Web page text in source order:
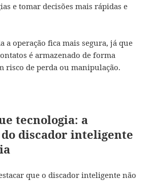
e tomar decisões mais rápidas e
a operação fica mais segura, já que
é armazenado de forma
risco de perda ou manipulação.
tecnologia: a
discador inteligente
que o discador inteligente não